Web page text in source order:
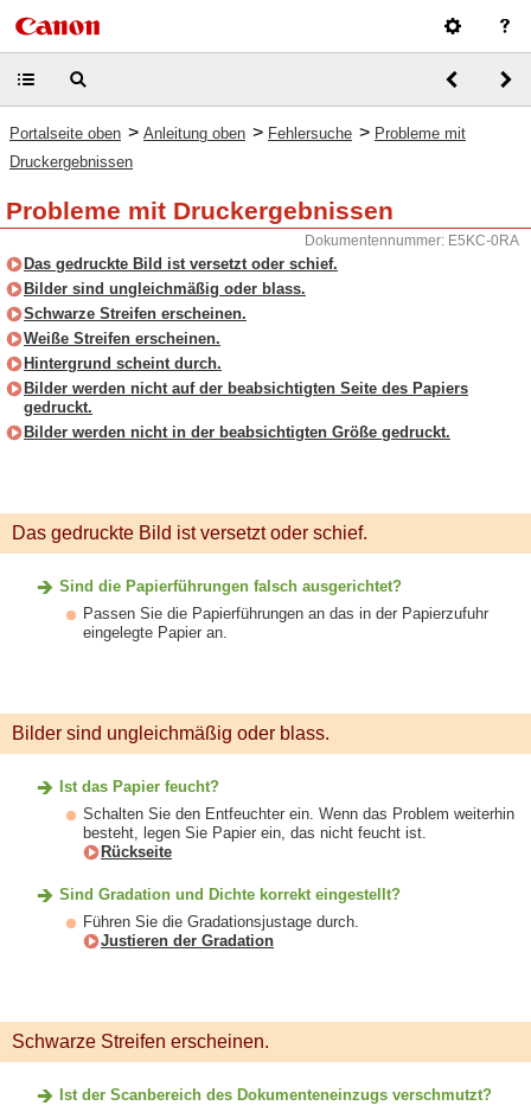
Portalseite oben > Anleitung oben > Fehlersuche > Probleme mit
Druckergebnissen
Probleme mit Druckergebnissen
Dokumentennummer: E5KC-0RA
Das gedruckte Bild ist versetzt oder schief.
Bilder sind ungleichmäßig oder blass.
Schwarze Streifen erscheinen.
Weiße Streifen erscheinen.
Hintergrund scheint durch.
Bilder werden nicht auf der beabsichtigten Seite des Papiers
gedruckt.
Bilder werden nicht in der beabsichtigten Größe gedruckt.
Das gedruckte Bild ist versetzt oder schief.
Sind die Papierführungen falsch ausgerichtet?
Passen Sie die Papierführungen an das in der Papierzufuhr
eingelegte Papier an.
Bilder sind ungleichmäßig oder blass.
Ist das Papier feucht?
Schalten Sie den Entfeuchter ein. Wenn das Problem weiterhin
besteht, legen Sie Papier ein, das nicht feucht ist.
Rückseite
Sind Gradation und Dichte korrekt eingestellt?
Führen Sie die Gradationsjustage durch.
Justieren der Gradation
Schwarze Streifen erscheinen.
Ist der Scanbereich des Dokumenteneinzugs verschmutzt?